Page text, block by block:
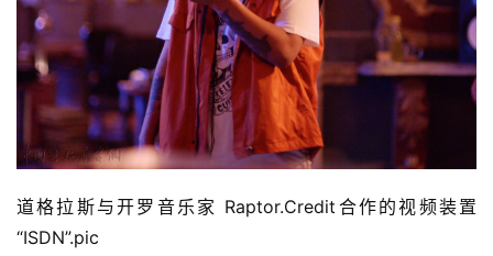
道格拉斯与开罗音乐家 Raptor.Credit合作的视频装置
“ISDN”.pic